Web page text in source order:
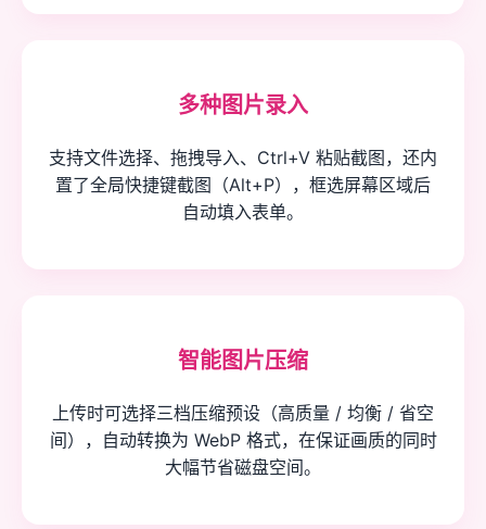
多种图片录入
支持文件选择、拖拽导入、Ctrl+V 粘贴截图，还内
置了全局快捷键截图（Alt+P），框选屏幕区域后
自动填入表单。
智能图片压缩
上传时可选择三档压缩预设（高质量 / 均衡 / 省空
间），自动转换为 WebP 格式，在保证画质的同时
大幅节省磁盘空间。